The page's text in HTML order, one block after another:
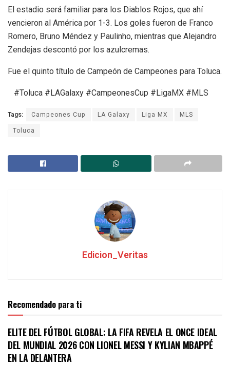
El estadio será familiar para los Diablos Rojos, que ahí
vencieron al América por 1-3. Los goles fueron de Franco
Romero, Bruno Méndez y Paulinho, mientras que Alejandro
Zendejas descontó por los azulcremas.
Fue el quinto título de Campeón de Campeones para Toluca.
#Toluca #LAGalaxy #CampeonesCup #LigaMX #MLS
Tags: Campeones Cup LA Galaxy Liga MX
MLS
Toluca
Edicion_Veritas
Recomendado para ti
ELITE DEL FÚTBOL GLOBAL: LA FIFA REVELA EL ONCE IDEAL
DEL MUNDIAL 2026 CON LIONEL MESSI Y KYLIAN MBAPPÉ
EN LA DELANTERA